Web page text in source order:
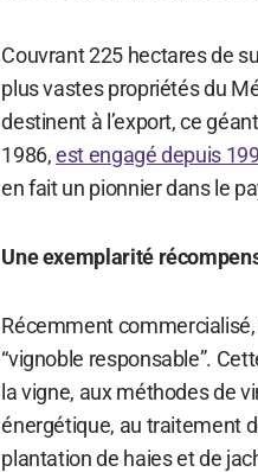
Couvrant 225 hectares de
plus vastes propriétés du
destinent à l’export, ce
1986,est engagé depuis
en fait un pionnier dans le
Une exemplarité
Récemment
“vignoble responsable”.
la vigne, aux méthodes de
énergétique, au traitement
plantation de haies et de